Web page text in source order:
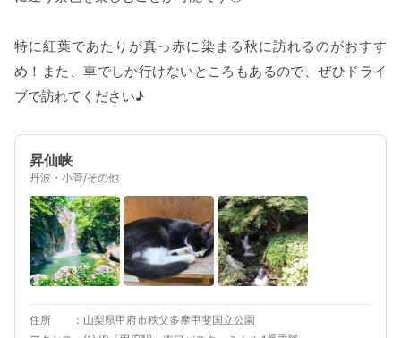
特に紅葉であたりが真っ赤に染まる秋に訪れるのがおすす
め！また、車でしか行けないところもあるので、ぜひドライ
ブで訪れてください♪
昇仙峡
丹波・小菅/その他
住所
山梨県甲府市秩父多摩甲斐国立公園